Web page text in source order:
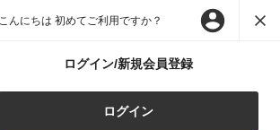
こんにちは 初めてご利用ですか？
ログイン/新規会員登録
ログイン